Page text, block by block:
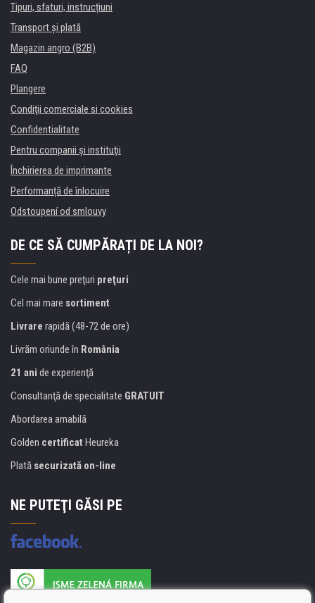
Tipuri, sfaturi, instrucțiuni
Transport şi plată
Magazin angro (B2B)
FAQ
Plangere
Condiţii comerciale si cookies
Confidentialitate
Pentru companii și instituţii
Închirierea de imprimante
Performanță de înlocuire
Odstoupení od smlouvy
DE CE SĂ CUMPĂRAȚI DE LA NOI?
Cele mai bune preţuri preţuri
Cel mai mare sortiment
Livrare rapidă (48-72 de ore)
Livrăm oriunde în România
21 ani de experienţă
Consultanţă de specialitate GRATUIT
Abordarea amabilă
Golden certificat Heureka
Plată securizată on-line
NE PUTEŢI GĂSI PE